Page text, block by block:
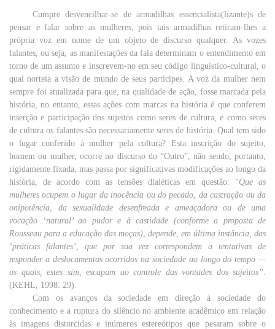
Cumpre desvencilhar-se de armadilhas essencialista(lizante)s de
pensar efalar sobre as mulheres, pois tais armadilhas retiram-lhes a
própria voz em nomede um objetodediscurso qualquer. Asvozes
falantes,ou seja, as manifestaçõesdafala determinam o entendimento em
torno de um assuntoe inscrevem-no em seu código linguístico-cultural, o
qual norteia a visãode mundodeseus partícipes. Avoz da mulher nem
sempre foi atualizada para que, na qualidadedeação, fosse marcadapela
história, no entanto, essasações com marcas na históriaé queconferem
inserção e participação dossujeitos como seres de cultura, e como seres
decultura os falantes sãonecessariamenteseres de história. Qual tem sido
o lugarconferido à mulher pela cultura? Esta inscrição do sujeito,
homem ou mulher, ocorre no discursodo “Outro”,não sendo,portanto,
rigidamente fixada, mas passa por significativas modificações ao longo da
história, de acordo com as tensões dialéticas em questão: “Que as
mulheres ocupem o lugarda inocência oudopecado, dacastração ouda
onipotência, da sexualidade desenfreada e ameaçadora ou de uma
vocação ‘natural’ ao pudore à castidade (conformea propostade
Rousseau para a educação das moças), depende, em última instância, das
‘práticas falantes’, que por sua vez correspondem atentativas de
respondera deslocamentos ocorridos na sociedade ao longodotempo —
os quais, estes sim, escapam ao controle das vontades dos sujeitos”.
(KEHL, 1998: 29).
Com os avanços da sociedade em direção à sociedade do
conhecimento e a ruptura do silêncio no ambiente acadêmico em relação
às imagens distorcidas e inúmeros estereótipos que pesaram sobre o